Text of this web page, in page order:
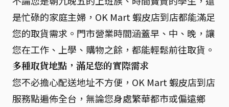
是忙碌的家庭主婦，OK Mart 蝦皮店到店都能滿足
您的取貨需求。門市營業時間涵蓋早、中、晚，讓
您在工作、上學、購物之餘，都能輕鬆前往取貨。
多種取貨地點，滿足您的實際需求
您不必擔心配送地址不方便，OK Mart 蝦皮店到店
服務點遍佈全台，無論您身處繁華都市或偏遠鄉